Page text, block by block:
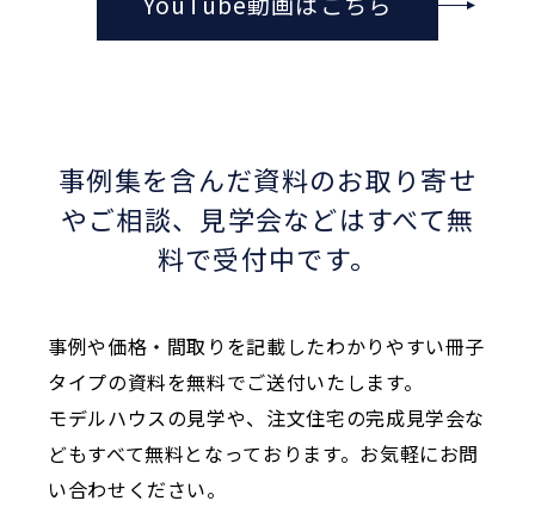
事例集を含んだ資料のお取り寄せ
やご相談、
見学会などはすべて無
料で受付中です。
事例や価格・間取りを記載したわかりやすい冊子
タイプの資料を無料でご送付いたします。
モデルハウスの見学や、注文住宅の完成見学会な
どもすべて無料となっております。お気軽にお問
い合わせください。